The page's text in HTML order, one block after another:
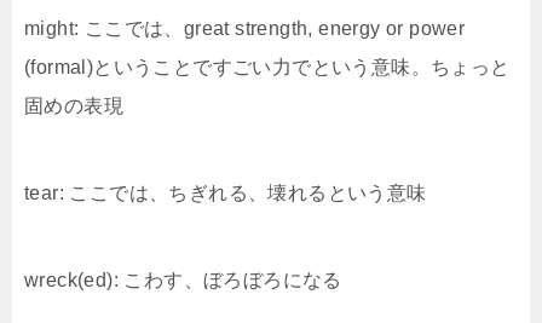
might: ここでは、great strength, energy or power
(formal)ということですごい力でという意味。ちょっと
固めの表現
tear: ここでは、ちぎれる、壊れるという意味
wreck(ed): こわす、ぼろぼろになる